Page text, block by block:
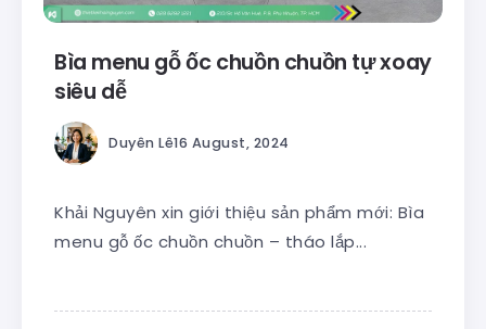
Bìa menu gỗ ốc chuồn chuồn tự xoay
siêu dễ
Duyên Lê16 August, 2024
Khải Nguyên xin giới thiệu sản phẩm mới: Bìa
menu gỗ ốc chuồn chuồn – tháo lắp...